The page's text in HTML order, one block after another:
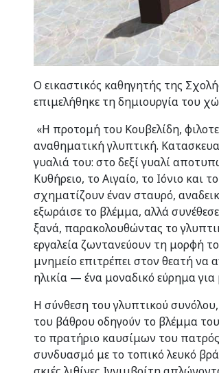
Ο εικαστικός καθηγητής της
επιμελήθηκε τη δημιουργία του
«Η προτομή του Κουβελίδη,
αναθηματική γλυπτική.
γυαλιά του: στο δεξί γυαλί
Κυθήρειο, το Αιγαίο, το Ιόνιο και
σχηματίζουν έναν σταυρό,
εξωράισε το βλέμμα, αλλά
ξανά, παρακολουθώντας το
εργαλεία ζωντανεύουν τη μορφή
μνημείο επιτρέπει στον θεατή
ηλικία — ένα μοναδικό εύρημα
Η σύνθεση του γλυπτικού
του βάθρου οδηγούν το βλέμμα
το πρατήριο καυσίμων του
συνδυασμό με το τοπικό λευκό